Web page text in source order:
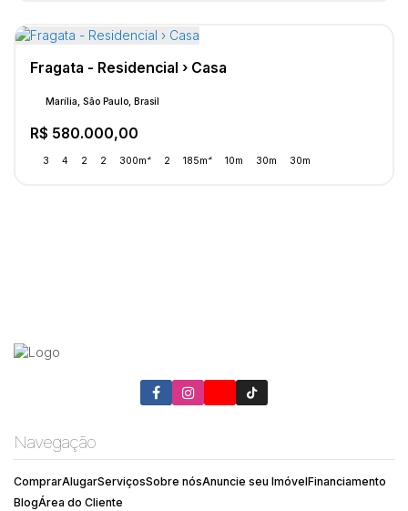
Fragata - Residencial › Casa
R$ 580.000,00
Marília, São Paulo, Brasil
3 4 2 2 300m² 2 185m² 10m 30m 30m
Navegação
ComprarAlugarServiçosSobre nósAnuncie seu ImóvelFinanciamento
BlogÁrea do Cliente